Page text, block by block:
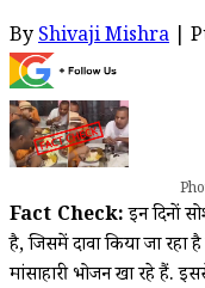
ByShivaji Mishra |
Fact Check:इन दिनों
है, जिसमें दावा किया जा
मांसाहारी भोजन खा रहे हैं.